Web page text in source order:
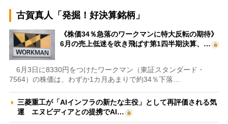
古賀真人「発掘！好決算銘柄」
《株価34％急落のワークマンに特大反転の期待》
6月の売上低迷を吹き飛ばす第1四半期決算、…
6月3日に8330円をつけたワークマン（東証スタンダード・
7564）の株価は、わずか1カ月あまりで約34％下落…
三菱重工が「AIインフラの新たな主役」として再評価される気
運 エヌビディアとの提携でAI…